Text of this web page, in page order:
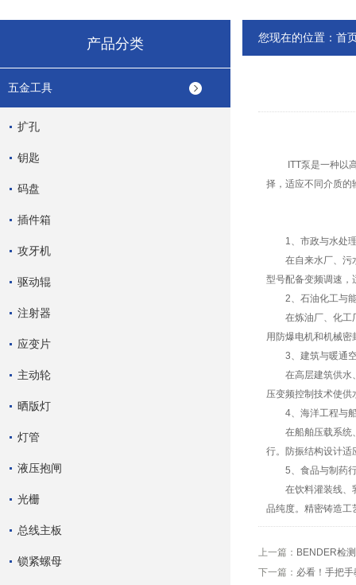
产品分类
五金工具
扩孔
钥匙
码盘
插件箱
攻牙机
驱动辊
注射器
应变片
主动轮
晒版灯
灯管
液压抱闸
光栅
总线主板
锁紧螺母
您现在的位置： 首
ITT泵是一种以高
择，适应不同介质的
1、市政与水处
在自来水厂、污水
型号配备变频调速，
2、石油化工与能
在炼油厂、化工厂
用防爆电机和机械
3、建筑与暖通
在高层建筑供水、
压变频控制技术使
4、海洋工程与
在船舶压载系统、
行。防振结构设计适
5、食品与制药
在饮料灌装线、乳
品纯度。精密铸造工
上一篇： BENDER检
下一篇： 必看！手把